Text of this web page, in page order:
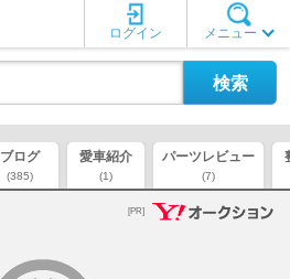
メニュー
ログイン
ブログ
(385)
愛車紹介
(1)
パーツレビュー
(7)
[PR]